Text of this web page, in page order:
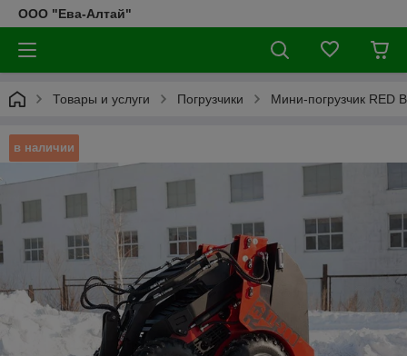
ООО "Ева-Алтай"
Товары и услуги Погрузчики Мини-погрузчик RED
в наличии